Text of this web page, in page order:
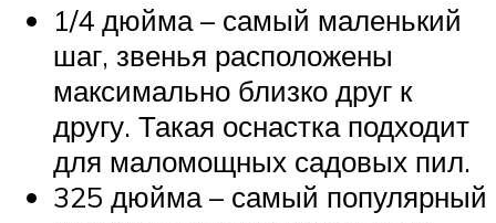
1/4 дюйма – самый маленький
шаг, звенья расположены
максимально близко друг к
другу. Такая оснастка подходит
для маломощных садовых пил.
325 дюйма – самый популярный